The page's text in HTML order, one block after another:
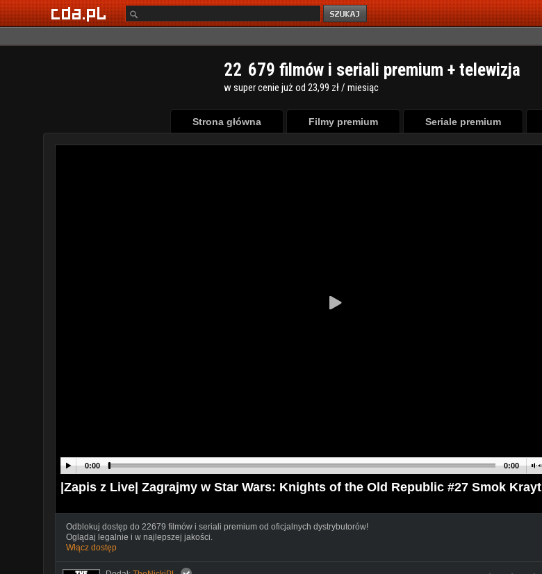
22 679 filmów i seriali premium + telewizja
w super cenie już od 23,99 zł / miesiąc
Strona główna Filmy premium Seriale premium
0:00 0:00
|Zapis z Live| Zagrajmy w Star Wars: Knights of the Old Republic #27 Smok Krayt
Odblokuj dostęp do 22679 filmów i seriali premium od oficjalnych dystrybutorów!
Oglądaj legalnie i w najlepszej jakości.
Włącz dostęp